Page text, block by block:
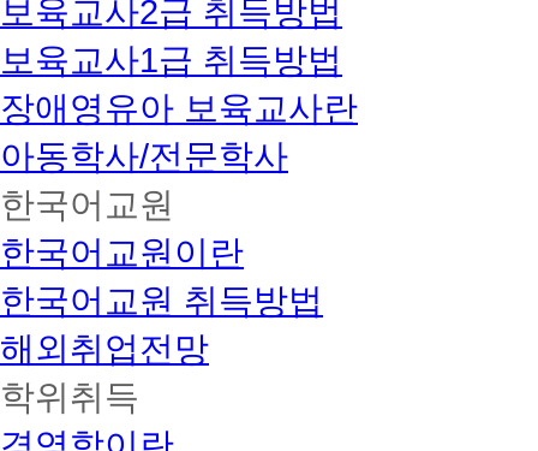
보육교사2급 취득방법
보육교사1급 취득방법
장애영유아 보육교사란
아동학사/전문학사
한국어교원
한국어교원이란
한국어교원 취득방법
해외취업전망
학위취득